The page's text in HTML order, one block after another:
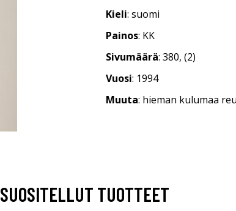
Kieli: suomi
Painos: KK
Sivumäärä: 380, (2)
Vuosi: 1994
Muuta: hieman kulumaa
SUOSITELLUT TUOTTEET